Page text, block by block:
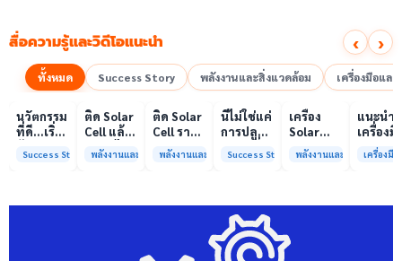
สื่อความรู้และวิดีโอแนะนำ ‹ ›
ทั้งหมด Success Story พลังงานและสิ่งแวดล้อม เครื่องมือแล
00:10
นวัตกรรม
ที่ดี…เริ่ม
ความร่วม
Success Story
00:10
ติด Solar
Cell แล้ว
ลดค่าไฟ
ได้จริง
พลังงานและสิ่งแวดล้อม
00:08
ติด Solar
Cell ราคา
แพง แต่
ค่าไฟ
พลังงานและสิ่งแวดล้อม
เล่นวิดีโอ
นี่ไม่ใช่แค่
การปลูก
คือการ
ให้ป่า
ต้นน้ำและ
ชุมชน
Success Story
เครื่อง
Solar
Simulator
มาตรฐาน
รับรอง
ISO/IEC17025
พลังงานและสิ่งแวดล้อม
เล่
01:00
แนะนำ
เครื่องมื
วิเคราะ
ทดสอบ
การกลา
เครื่องมื